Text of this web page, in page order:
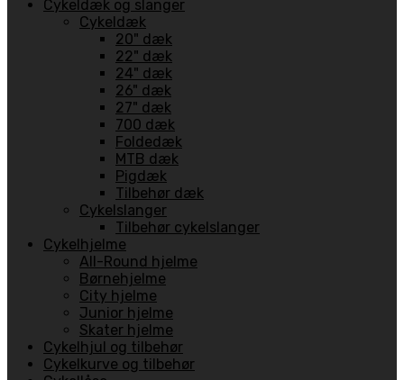
Cykeldæk og slanger
Cykeldæk
20" dæk
22" dæk
24" dæk
26" dæk
27" dæk
700 dæk
Foldedæk
MTB dæk
Pigdæk
Tilbehør dæk
Cykelslanger
Tilbehør cykelslanger
Cykelhjelme
All-Round hjelme
Børnehjelme
City hjelme
Junior hjelme
Skater hjelme
Cykelhjul og tilbehør
Cykelkurve og tilbehør